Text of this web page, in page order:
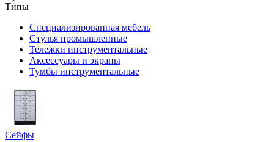
Типы
Специализированная мебель
Стулья промышленные
Тележки инструментальные
Аксессуары и экраны
Тумбы инструментальные
Сейфы